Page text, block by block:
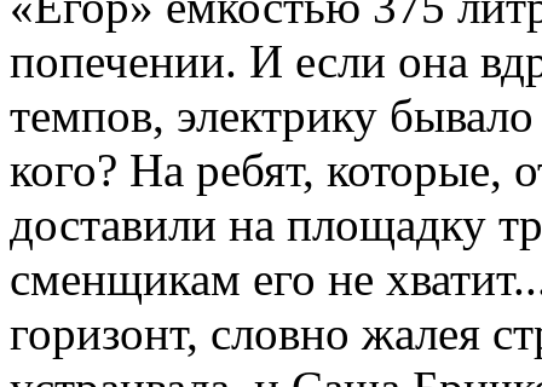
попечении. И если она
темпов, электрику
кого? На ребят, которые,
доставили на площадку
сменщикам его не
горизонт, словно жалея